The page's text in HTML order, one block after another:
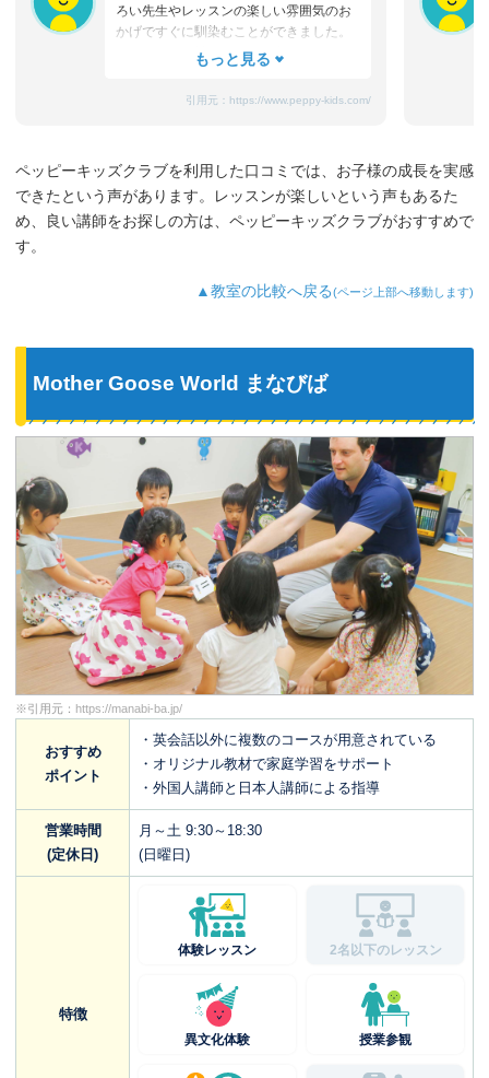
ろい先生やレッスンの楽しい雰囲気のお
かげですぐに馴染むことができました。
たまにママと離れるときに嫌がることも
れ、お迎えのときはいつも笑顔です。
3歳児を飽きさせない充実したレッスンだ
と思います。うちの子は特に歌やダンス
が好きなようで、よく「Hello～♪」と歌
ど、色んなものを英語で教えてくれるよ
うになり、英語が身についてきているの
引用元： https://www.peppy-kids.com/
ペッピーキッズクラブを利用した口コミでは、お子様の成長を実感
できたという声があります。レッスンが楽しいという声もあるた
め、良い講師をお探しの方は、ペッピーキッズクラブがおすすめで
す。
▲教室の比較へ戻る(ページ上部へ移動します)
Mother Goose World まなびば
※引用元： https://manabi-ba.jp/
おすすめ
ポイント
・英会話以外に複数のコースが用意されている
・オリジナル教材で家庭学習をサポート
・外国人講師と日本人講師による指導
営業時間
(定休日)
月～土 9:30～18:30
(日曜日)
特徴
体験レッスン 2名以下のレッスン
異文化体験 授業参観